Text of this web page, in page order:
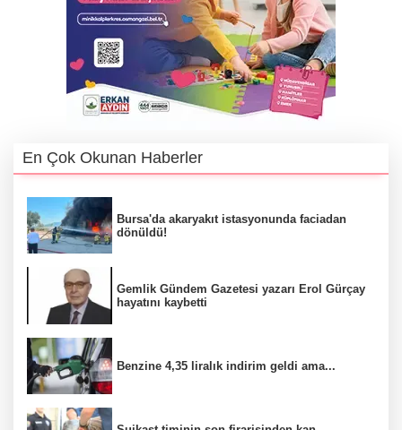
En Çok Okunan Haberler
Bursa'da akaryakıt istasyonunda faciadan
dönüldü!
Gemlik Gündem Gazetesi yazarı Erol Gürçay
hayatını kaybetti
Benzine 4,35 liralık indirim geldi ama...